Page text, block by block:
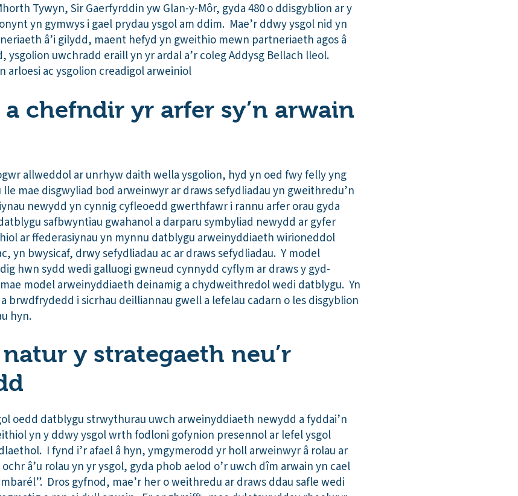
Tywyn, Sir Gaerfyrddin yw Glan-y-Môr, gyda 480 o ddisgyblion ar y
yn gymwys i gael prydau ysgol am ddim. Mae’r ddwy ysgol nid yn
â’i gilydd, maent hefyd yn gweithio mewn partneriaeth agos â
ysgolion uwchradd eraill yn yr ardal a’r coleg Addysg Bellach lleol.
arloesi ac ysgolion creadigol arweiniol
chefndir yr arfer sy’n arwain
allweddol ar unrhyw daith wella ysgolion, hyd yn oed fwy felly yng
mae disgwyliad bod arweinwyr ar draws sefydliadau yn gweithredu’n
newydd yn cynnig cyfleoedd gwerthfawr i rannu arfer orau gyda
safbwyntiau gwahanol a darparu symbyliad newydd ar gyfer
ar ffederasiynau yn mynnu datblygu arweinyddiaeth wirioneddol
yn bwysicaf, drwy sefydliadau ac ar draws sefydliadau. Y model
hwn sydd wedi galluogi gwneud cynnydd cyflym ar draws y gyd-
model arweinyddiaeth deinamig a chydweithredol wedi datblygu. Yn
brwdfrydedd i sicrhau deilliannau gwell a lefelau cadarn o les disgyblion
hyn.
y strategaeth neu’r
oedd datblygu strwythurau uwch arweinyddiaeth newydd a fyddai’n
yn y ddwy ysgol wrth fodloni gofynion presennol ar lefel ysgol
I fynd i’r afael â hyn, ymgymerodd yr holl arweinwyr â rolau ar
â’u rolau yn yr ysgol, gyda phob aelod o’r uwch dîm arwain yn cael
Dros gyfnod, mae’r her o weithredu ar draws ddau safle wedi